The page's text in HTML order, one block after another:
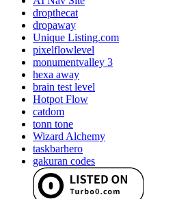
dropthecat
dropaway
Unique Listing.com
pixelflowlevel
monumentvalley 3
hexa away
brain test level
Hotpot Flow
catdom
tonn tone
Wizard Alchemy
taskbarhero
gakuran codes